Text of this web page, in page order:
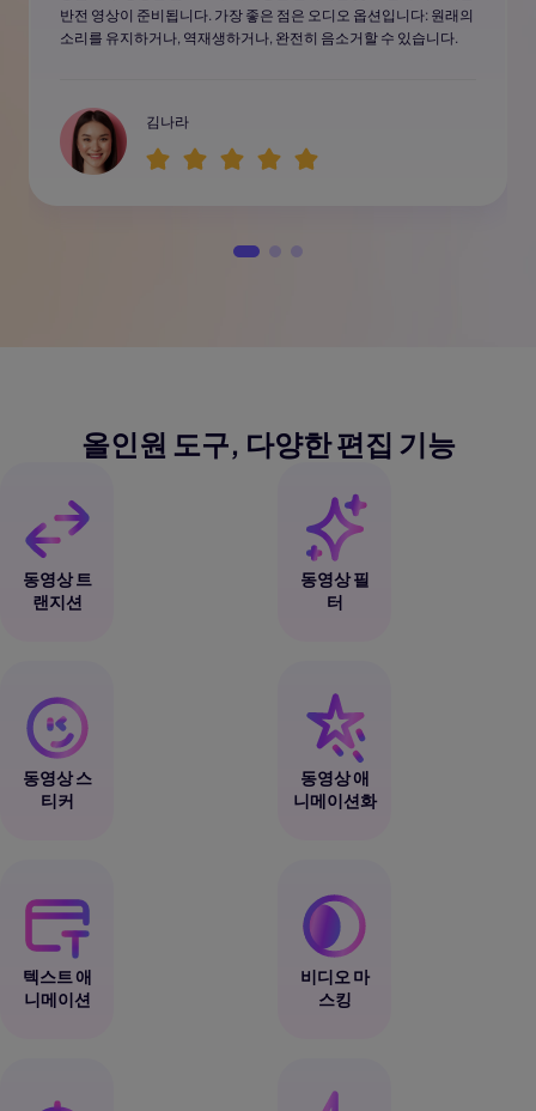
반전 영상이 준비됩니다. 가장 좋은 점은 오디오 옵션입니다: 원래의
소리를 유지하거나, 역재생하거나, 완전히 음소거할 수 있습니다.
김나라
올인원 도구, 다양한 편집 기능
동영상 트
랜지션
동영상 필
터
동영상 스
티커
동영상 애
니메이션화
텍스트 애
니메이션
비디오 마
스킹